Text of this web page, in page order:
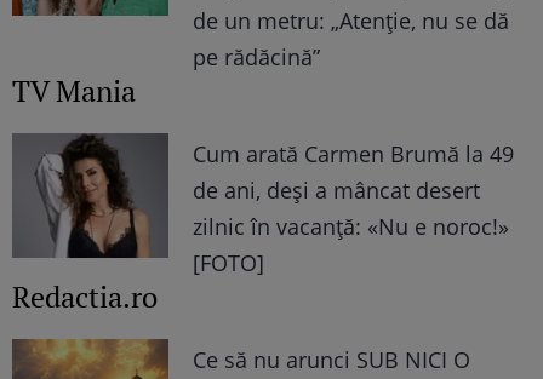
de un metru: „Atenție, nu se dă
pe rădăcină”
TV Mania
Cum arată Carmen Brumă la 49
de ani, deși a mâncat desert
zilnic în vacanță: «Nu e noroc!»
[FOTO]
Redactia.ro
Ce să nu arunci SUB NICI O